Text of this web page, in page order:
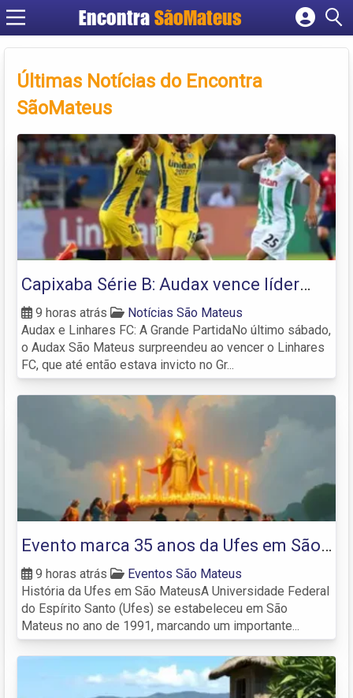
Encontra SãoMateus
Cadastrar empresa
Criar conta
Últimas Notícias do Encontra
SãoMateus
Capixaba Série B: Audax vence líder
Linhares FC, derruba invencibilidade e
encosta no G
9 horas atrás
Notícias São Mateus
Audax e Linhares FC: A Grande PartidaNo último sábado,
o Audax São Mateus surpreendeu ao vencer o Linhares
FC, que até então estava invicto no Gr...
Evento marca 35 anos da Ufes em São
Mateus e 20 anos de criação do
Ceunes
9 horas atrás
Eventos São Mateus
História da Ufes em São MateusA Universidade Federal
do Espírito Santo (Ufes) se estabeleceu em São
Mateus no ano de 1991, marcando um importante...